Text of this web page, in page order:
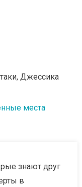
Джессика
места
знают друг
в